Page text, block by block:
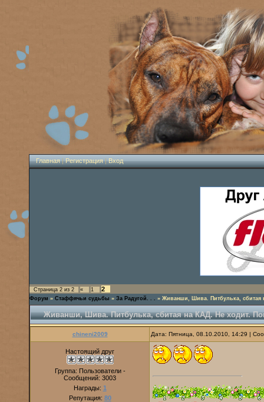
Главная|Регистрация|Вход
Страница 2 из 2 « 1 2
Форум » Стаффячьи судьбы » За Радугой. . . » Живанши, Шива. Питбулька, сбитая
Живанши, Шива. Питбулька, сбитая на КАД. Не ходит.
chineni2009 Дата: Пятница, 08.10.2010, 14:29 |
Настоящий друг
Группа: Пользователи -
Сообщений: 3003
Награды: 1
Репутация: 80